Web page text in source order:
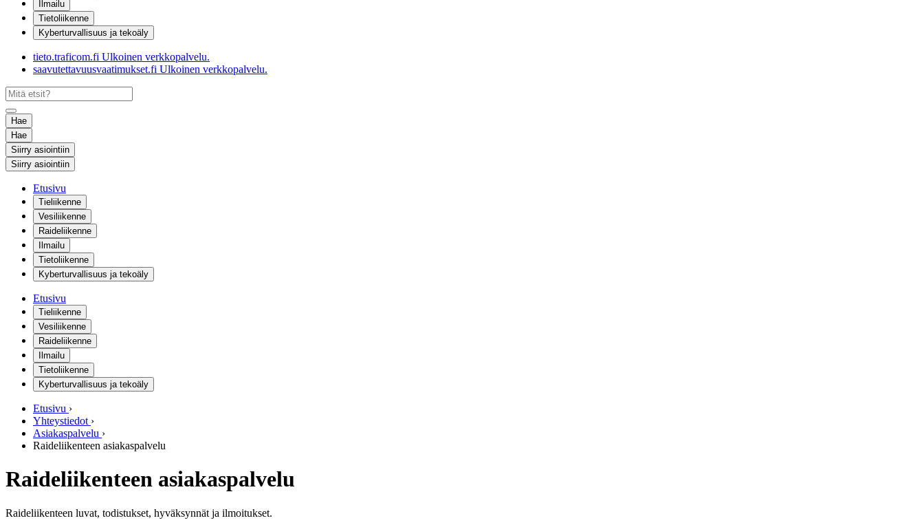
Ilmailu
Tietoliikenne
Kyberturvallisuus ja tekoäly
tieto.traficom.fi Ulkoinen verkkopalvelu.
saavutettavuusvaatimukset.fi Ulkoinen verkkopalvelu.
Hae
Hae
Siirry asiointiin
Siirry asiointiin
Etusivu
Tieliikenne
Vesiliikenne
Raideliikenne
Ilmailu
Tietoliikenne
Kyberturvallisuus ja tekoäly
Etusivu
Tieliikenne
Vesiliikenne
Raideliikenne
Ilmailu
Tietoliikenne
Kyberturvallisuus ja tekoäly
Etusivu ›
Yhteystiedot ›
Asiakaspalvelu ›
Raideliikenteen asiakaspalvelu
Raideliikenteen asiakaspalvelu
Raideliikenteen luvat, todistukset, hyväksynnät ja ilmoitukset.